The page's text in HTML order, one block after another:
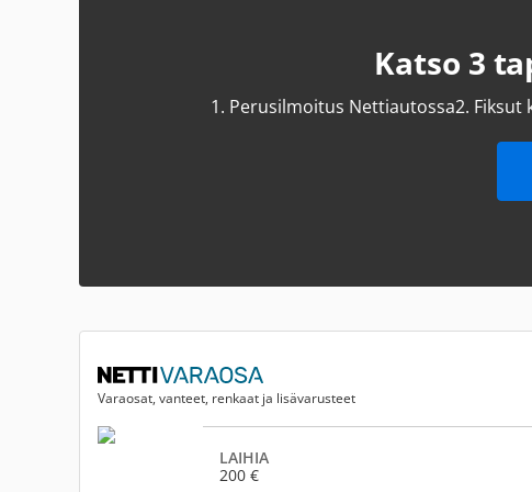
Katso 3
1. Perusilmoitus Nettiautossa2. Fiksut
Varaosat, vanteet, renkaat ja lisävarusteet
LAIHIA
200 €